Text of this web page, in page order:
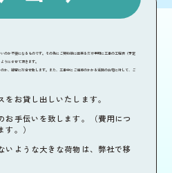
のか不安になるものです。その為にご契約後に出来るだけ早期に工事の工程表（予定
うにさせて頂きます。
か、綿密に打合せ致します。また、工事中にご迷惑のかかる近隣のお宅に対して、ご
お貸し出しいたします。
お手伝いを致します。（費用につ
。）
いような大きな荷物は、弊社で移